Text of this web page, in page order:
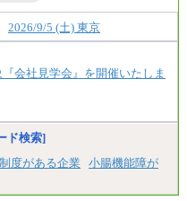
2026/9/5 (土) 東京
会社見学会』を開催いたしま
ド検索]
度がある企業
小腸機能障が